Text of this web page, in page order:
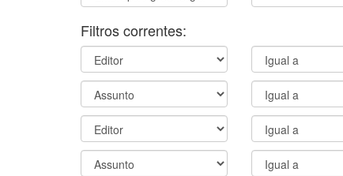
Filtros correntes: